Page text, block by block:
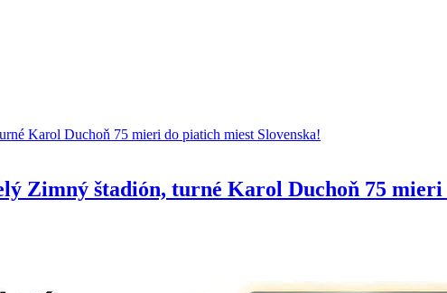
Zimný štadión, turné Karol Duchoň 75 mieri